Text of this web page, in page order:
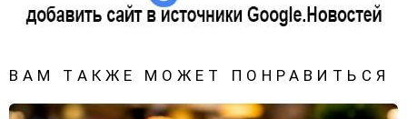
ВАМ ТАКЖЕ МОЖЕТ ПОНРАВИТЬСЯ